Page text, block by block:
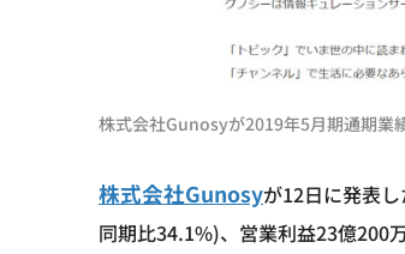
株式会社Gunosyが2019年5月期通期業
株式会社Gunosyが12日に発表
同期比34.1%)、営業利益23億200